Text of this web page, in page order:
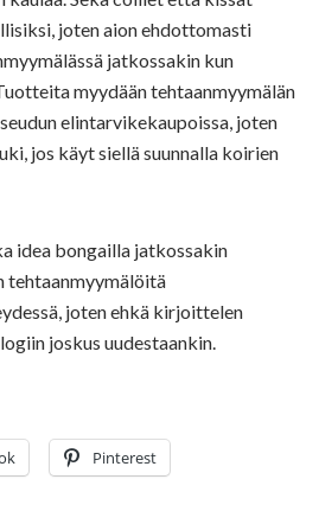
joten aion ehdottomasti
jatkossakin kun
myydään tehtaanmyymälän
elintarvikekaupoissa, joten
jos käyt siellä suunnalla koirien
idea bongailla jatkossakin
tehtaanmyymälöitä
joten ehkä kirjoittelen
joskus uudestaankin.
Pinterest